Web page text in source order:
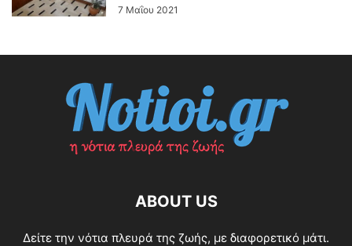
7 Μαΐου 2021
ABOUT US
Δείτε την νότια πλευρά της ζωής, με διαφορετικό μάτι.